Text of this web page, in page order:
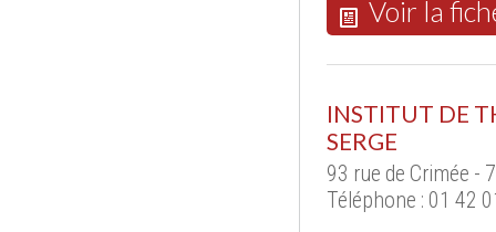
Voir la
INSTITUT DE
SERGE
93 rue de Crimée -
Téléphone : 01 42